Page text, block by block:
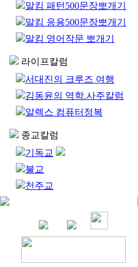
말킴 패턴500문장뽀개기
말킴 응용500문장뽀개기
말킴 영어작문 뽀개기
라이프칼럼
서대진의 크루즈 여행
김동윤의 역학.사주칼럼
알렉스 컴퓨터정복
종교칼럼
기독교
불교
천주교